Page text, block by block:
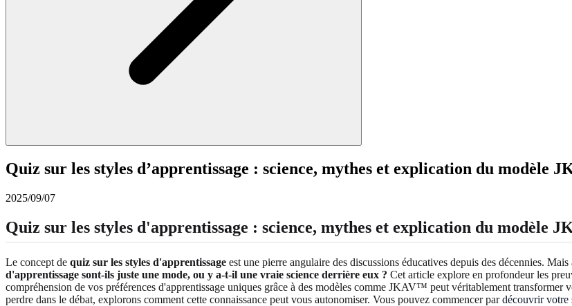
Quiz sur les styles d’apprentissage : science, mythes et explication du modèle
2025/09/07
Quiz sur les styles d'apprentissage : science, mythes et explication du modèle
Le concept de quiz sur les styles d'apprentissage est une pierre angulaire des discussions éducatives depuis des décennies.
d'apprentissage sont-ils juste une mode, ou y a-t-il une vraie science derrière eux ? Cet article explore en profondeur les
compréhension de vos préférences d'apprentissage uniques grâce à des modèles comme JKAV™ peut véritablement transformer
perdre dans le débat, explorons comment cette connaissance peut vous autonomiser. Vous pouvez commencer pardécouvrir votre